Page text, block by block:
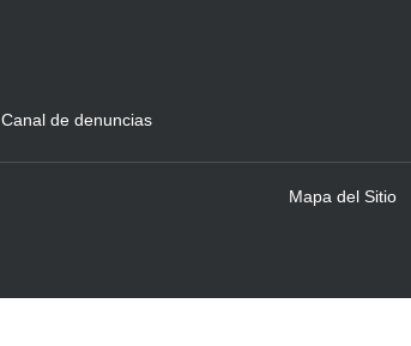
Canal de denuncias
Mapa del Sitio